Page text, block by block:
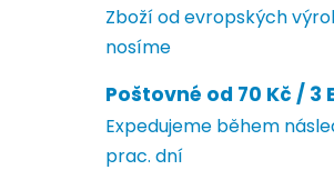
Zboží od evropských
nosíme
Poštovné od 70 Kč / 3
Expedujeme během
prac. dní